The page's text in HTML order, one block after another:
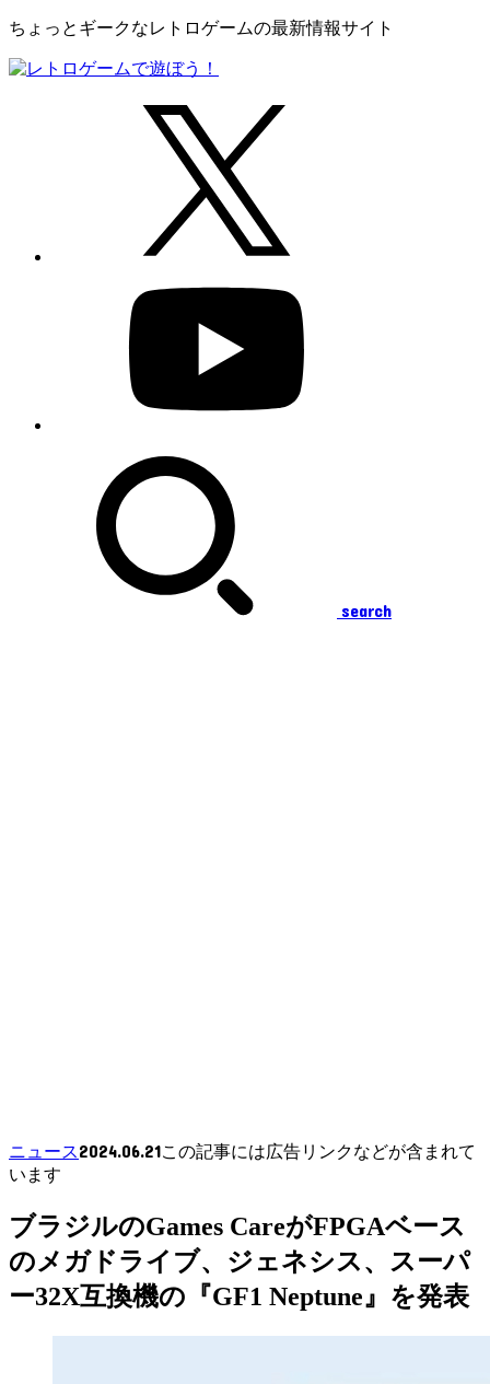
ちょっとギークなレトロゲームの最新情報サイト
search
ニュース2024.06.21この記事には広告リンクなどが含まれて
います
ブラジルのGames CareがFPGAベース
のメガドライブ、ジェネシス、スーパ
ー32X互換機の『GF1 Neptune』を発表